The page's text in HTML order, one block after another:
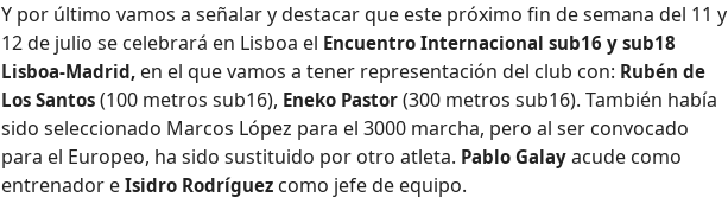
Y por último vamos a señalar y destacar que este próximo fin de semana del 11 y
12 de julio se celebrará en Lisboa el Encuentro Internacional sub16 y sub18
Lisboa-Madrid, en el que vamos a tener representación del club con: Rubén de
Los Santos (100 metros sub16), Eneko Pastor (300 metros sub16). También había
sido seleccionado Marcos López para el 3000 marcha, pero al ser convocado
para el Europeo, ha sido sustituido por otro atleta. Pablo Galay acude como
entrenador eIsidro Rodríguez como jefe de equipo.